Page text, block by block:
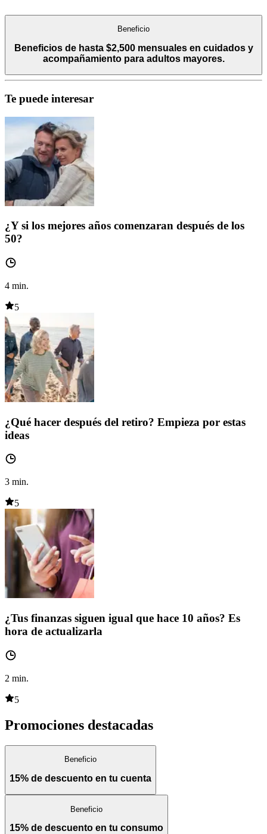
Beneficio
Beneficios de hasta $2,500 mensuales en cuidados y
acompañamiento para adultos mayores.
Te puede interesar
¿Y si los mejores años comenzaran después de los
50?
4 min.
5
¿Qué hacer después del retiro? Empieza por estas
ideas
3 min.
5
¿Tus finanzas siguen igual que hace 10 años? Es
hora de actualizarla
2 min.
5
Promociones destacadas
Beneficio
15% de descuento en tu cuenta
Beneficio
15% de descuento en tu consumo